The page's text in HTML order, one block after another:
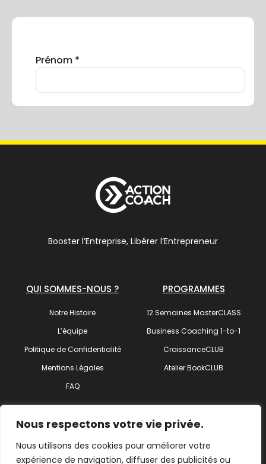
Nous respectons votre vie privée.
Nous utilisons des cookies pour améliorer votre
expérience de navigation, diffuser des publicités ou
Booster l’Entreprise, Libérer l’Entrepreneur
QUI SOMMES-NOUS ?
Notre Histoire
L’équipe
Politique de Confidentialité
Mentions Légales
FAQ
PROGRAMMES
12 Semaines MasterCLASS
Business Coaching 1-to-1
CroissanceCLUB
Atelier BookCLUB